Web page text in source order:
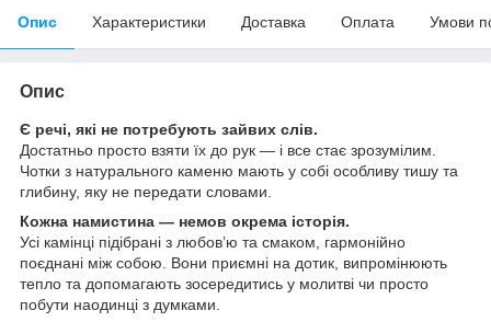
Опис Характеристики Доставка Оплата Умови
Опис
Є речі, які не потребують зайвих слів.
Достатньо просто взяти їх до рук — і все стає зрозумілим.
Чотки з натурального каменю мають у собі особливу тишу та
глибину, яку не передати словами.
Кожна намистина — немов окрема історія.
Усі камінці підібрані з любов’ю та смаком, гармонійно
поєднані між собою. Вони приємні на дотик, випромінюють
тепло та допомагають зосередитись у молитві чи просто
побути наодинці з думками.